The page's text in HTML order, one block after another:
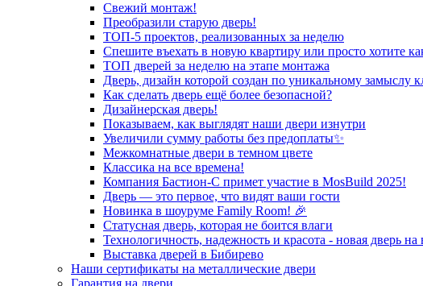
Свежий монтаж!
Преобразили старую дверь!
ТОП-5 проектов, реализованных за неделю
Спешите въехать в новую квартиру или просто хотите
ТОП дверей за неделю на этапе монтажа
Дверь, дизайн которой создан по уникальному замыслу
Как сделать дверь ещё более безопасной?
Дизайнерская дверь!
Показываем, как выглядят наши двери изнутри
Увеличили сумму работы без предоплаты✨
Межкомнатные двери в темном цвете
Классика на все времена!
Компания Бастион-С примет участие в MosBuild 2025!
Дверь — это первое, что видят ваши гости
Новинка в шоуруме Family Room! 🎉
Статусная дверь, которая не боится влаги
Технологичность, надежность и красота - новая дверь на
Выставка дверей в Бибирево
Наши сертификаты на металлические двери
Гарантия на двери